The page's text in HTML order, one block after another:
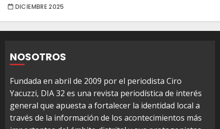
DICIEMBRE 2025
NOSOTROS
Fundada en abril de 2009 por el periodista Ciro
Yacuzzi, DIA 32 es una revista periodística de interés
general que apuesta a fortalecer la identidad local a
través de la información de los acontecimientos más